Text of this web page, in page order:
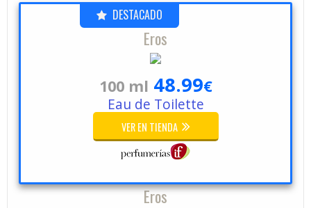
DESTACADO
Eros
100 ml 48.99€
Eau de Toilette
VER EN TIENDA
Eros